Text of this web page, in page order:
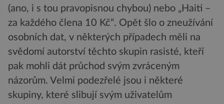
(ano, i s tou pravopisnou chybou) nebo „Haiti –
za každého člena 10 Kč“. Opět šlo o zneužívání
osobních dat, v některých případech měli na
svědomí autorství těchto skupin rasisté, kteří
pak mohli dát průchod svým zvráceným
názorům. Velmi podezřelé jsou i některé
skupiny, které slibují svým uživatelům